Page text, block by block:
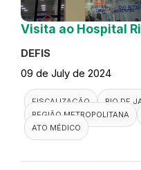
Visita ao Hospital
DEFIS
09 de July de 2024
FISCALIZAÇÃO RIO DE
REGIÃO METROPOLITANA
ATO MÉDICO